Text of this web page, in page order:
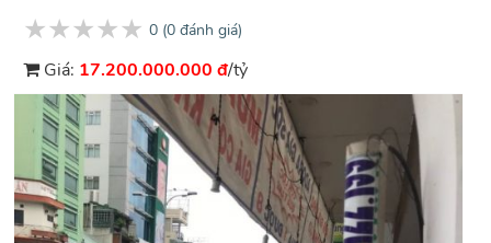
★★★★★ 0 (0 đánh giá)
Giá: 17.200.000.000 đ/tỷ